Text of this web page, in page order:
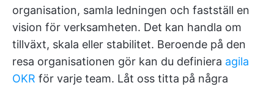
organisation, samla ledningen och fastställ en
vision för verksamheten. Det kan handla om
tillväxt, skala eller stabilitet. Beroende på den
resa organisationen gör kan du definiera agila
OKR för varje team. Låt oss titta på några